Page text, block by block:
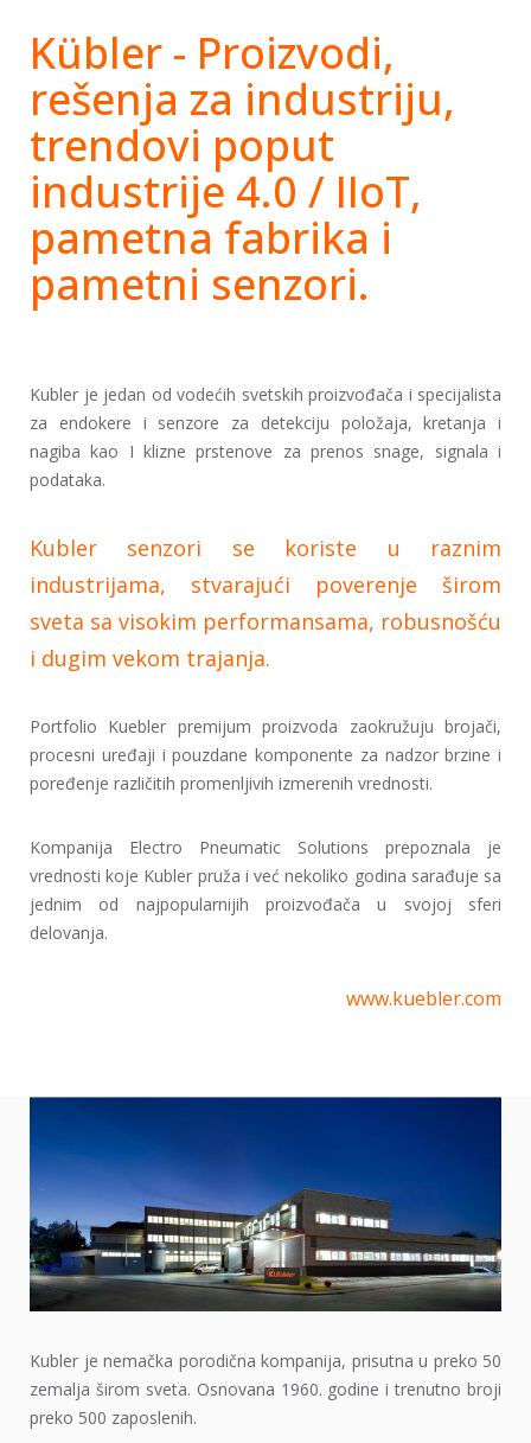
Kübler - Proizvodi,
rešenja za industriju,
trendovi poput
industrije 4.0 / IIoT,
pametna fabrika i
pametni senzori.
Kubler je jedan od vodećih svetskih proizvođača i specijalista
za endokere i senzore za detekciju položaja, kretanja i
nagiba kao I klizne prstenove za prenos snage, signala i
podataka.
Kubler senzori se koriste u raznim
industrijama, stvarajući poverenje širom
sveta sa visokim performansama, robusnošću
i dugim vekom trajanja.
Portfolio Kuebler premijum proizvoda zaokružuju brojači,
procesni uređaji i pouzdane komponente za nadzor brzine i
poređenje različitih promenljivih izmerenih vrednosti.
Kompanija Electro Pneumatic Solutions prepoznala je
vrednosti koje Kubler pruža i već nekoliko godina sarađuje sa
jednim od najpopularnijih proizvođača u svojoj sferi
delovanja.
www.kuebler.com
Kubler je nemačka porodična kompanija, prisutna u preko 50
zemalja širom sveta. Osnovana 1960. godine i trenutno broji
preko 500 zaposlenih.